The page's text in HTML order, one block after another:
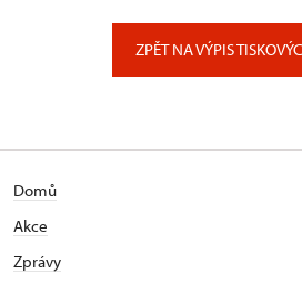
ZPĚT NA VÝPIS
Domů
Akce
Zprávy